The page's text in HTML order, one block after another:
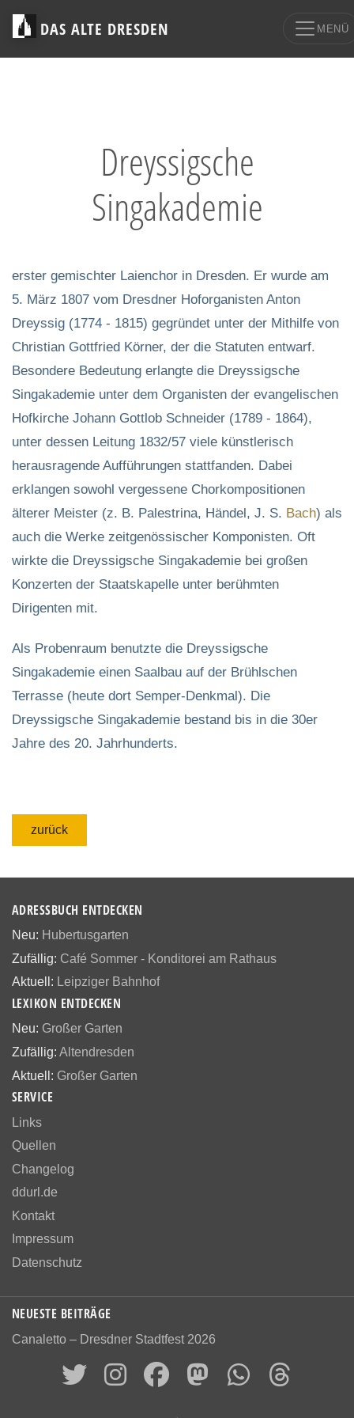
DAS ALTE DRESDEN MENÜ
Dreyssigsche
Singakademie
erster gemischter Laienchor in Dresden. Er wurde am
5. März 1807 vom Dresdner Hoforganisten Anton
Dreyssig (1774 - 1815) gegründet unter der Mithilfe von
Christian Gottfried Körner, der die Statuten entwarf.
Besondere Bedeutung erlangte die Dreyssigsche
Singakademie unter dem Organisten der evangelischen
Hofkirche Johann Gottlob Schneider (1789 - 1864),
unter dessen Leitung 1832/57 viele künstlerisch
herausragende Aufführungen stattfanden. Dabei
erklangen sowohl vergessene Chorkompositionen
älterer Meister (z. B. Palestrina, Händel, J. S. Bach) als
auch die Werke zeitgenössischer Komponisten. Oft
wirkte die Dreyssigsche Singakademie bei großen
Konzerten der Staatskapelle unter berühmten
Dirigenten mit.
Als Probenraum benutzte die Dreyssigsche
Singakademie einen Saalbau auf der Brühlschen
Terrasse (heute dort Semper-Denkmal). Die
Dreyssigsche Singakademie bestand bis in die 30er
Jahre des 20. Jahrhunderts.
zurück
ADRESSBUCH ENTDECKEN
Neu: Hubertusgarten
Zufällig: Café Sommer - Konditorei am Rathaus
Aktuell: Leipziger Bahnhof
LEXIKON ENTDECKEN
Neu: Großer Garten
Zufällig: Altendresden
Aktuell: Großer Garten
SERVICE
Links
Quellen
Changelog
ddurl.de
Kontakt
Impressum
Datenschutz
NEUESTE BEITRÄGE
Canaletto – Dresdner Stadtfest 2026